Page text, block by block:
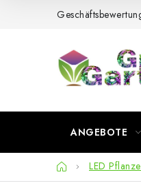
ANGEBOTE
Startseite
LED